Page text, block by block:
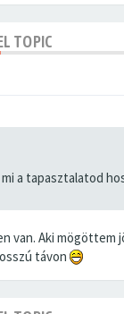
TOPIC
a tapasztalatod
van. Aki mögöttem
távon